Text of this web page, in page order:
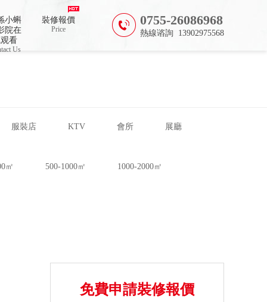
0755-26086968
熱線谘詢 13902975568
小蝌
院在
看
Us
裝修報價
Price
服裝店 KTV 會所 展廳
㎡ 500-1000㎡ 1000-2000㎡
免費申請裝修報價